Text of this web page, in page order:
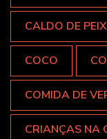
CALDO DE
COCO
COMIDA DE
CRIANÇAS NA